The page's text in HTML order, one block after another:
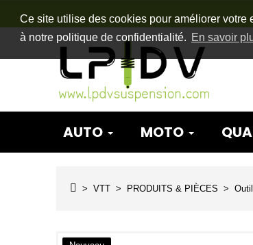
Ce site utilise des cookies pour améliorer
à notre politique de confidentialité. En savoir
AUTO MOTO
VTT PRODUITS & PIÈCES